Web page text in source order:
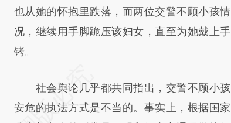
也从她的怀抱里跌落，而两位交警不顾小孩情
况，继续用手脚跪压该妇女，直至为她戴上手
铐。
社会舆论几乎都共同指出，交警不顾小孩
安危的执法方式是不当的。事实上，根据国家